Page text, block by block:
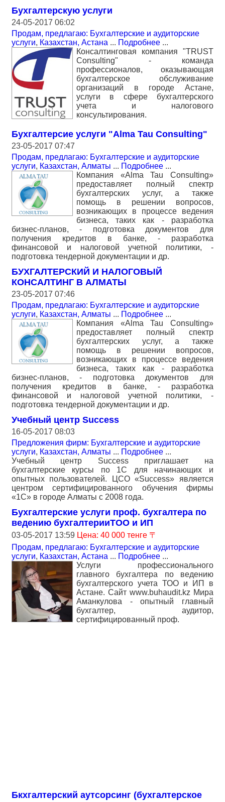
Бухгалтерскую услуги
24-05-2017 06:02
Продам, предлагаю: Бухгалтерские и аудиторские
услуги, Казахстан, Астана ... Подробнее ...
Консалтинговая компания "TRUST
Consulting" - команда
профессионалов, оказывающая
бухгалтерское обслуживание
организаций в городе Астане,
услуги в сфере бухгалтерского
учета и налогового
консультирования.
Бухгалтерсие услуги "Alma Tau Consulting"
23-05-2017 07:47
Продам, предлагаю: Бухгалтерские и аудиторские
услуги, Казахстан, Алматы ... Подробнее ...
Компания «Alma Tau Consulting»
предоставляет полный спектр
бухгалтерских услуг, а также
помощь в решении вопросов,
возникающих в процессе ведения
бизнеса, таких как - разработка
бизнес-планов, - подготовка документов для
получения кредитов в банке, - разработка
финансовой и налоговой учетной политики, -
подготовка тендерной документации и др.
БУХГАЛТЕРСКИЙ И НАЛОГОВЫЙ
КОНСАЛТИНГ В АЛМАТЫ
23-05-2017 07:46
Продам, предлагаю: Бухгалтерские и аудиторские
услуги, Казахстан, Алматы ... Подробнее ...
Компания «Alma Tau Consulting»
предоставляет полный спектр
бухгалтерских услуг, а также
помощь в решении вопросов,
возникающих в процессе ведения
бизнеса, таких как - разработка
бизнес-планов, - подготовка документов для
получения кредитов в банке, - разработка
финансовой и налоговой учетной политики, -
подготовка тендерной документации и др.
Учебный центр Success
16-05-2017 08:03
Предложения фирм: Бухгалтерские и аудиторские
услуги, Казахстан, Алматы ... Подробнее ...
Учебный центр Success приглашает на
бухгалтерские курсы по 1С для начинающих и
опытных пользователей. ЦСО «Success» является
центром сертифицированного обучения фирмы
«1С» в городе Алматы с 2008 года.
Бухгалтерские услуги проф. бухгалтера по
ведению бухгалтерииТОО и ИП
03-05-2017 13:59 Цена: 40 000 тенге 〒
Продам, предлагаю: Бухгалтерские и аудиторские
услуги, Казахстан, Астана ... Подробнее ...
Услуги профессионального
главного бухгалтера по ведению
бухгалтерского учета ТОО и ИП в
Астане. Сайт www.buhaudit.kz Мира
Аманкулова - опытный главный
бухгалтер, аудитор,
сертифицированный проф.
Бкхгалтерский аутсорсинг (бухгалтерское